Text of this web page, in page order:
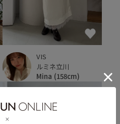
VIS
ルミネ立川
Mina (158cm)